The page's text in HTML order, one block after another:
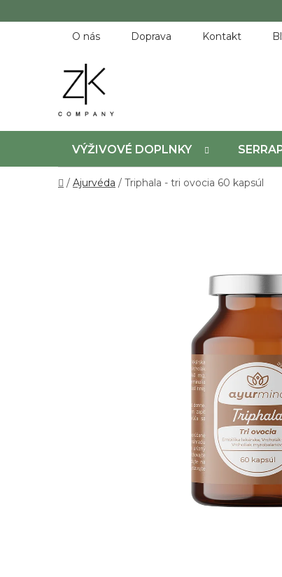
na
O nás Doprava Kontakt
VÝŽIVOVÉ DOPLNKY
Domov
/ Ajurvéda / Triphala - tri ovocia 60 kapsúl